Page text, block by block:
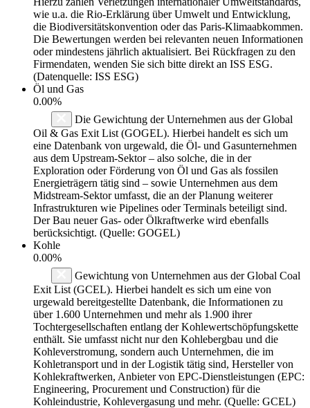
wie u.a. die Rio-Erklärung über Umwelt und Entwicklung,
die Biodiversitätskonvention oder das Paris-Klimaabkommen.
Die Bewertungen werden bei relevanten neuen Informationen
oder mindestens jährlich aktualisiert. Bei Rückfragen zu den
Firmendaten, wenden Sie sich bitte direkt an ISS ESG.
(Datenquelle: ISS ESG)
Öl und Gas
0.00%
Die Gewichtung der Unternehmen aus der Global
Oil & Gas Exit List (GOGEL). Hierbei handelt es sich um
eine Datenbank von urgewald, die Öl- und Gasunternehmen
aus dem Upstream-Sektor – also solche, die in der
Exploration oder Förderung von Öl und Gas als fossilen
Energieträgern tätig sind – sowie Unternehmen aus dem
Midstream-Sektor umfasst, die an der Planung weiterer
Infrastrukturen wie Pipelines oder Terminals beteiligt sind.
Der Bau neuer Gas- oder Ölkraftwerke wird ebenfalls
berücksichtigt. (Quelle: GOGEL)
Kohle
0.00%
Gewichtung von Unternehmen aus der Global Coal
Exit List (GCEL). Hierbei handelt es sich um eine von
urgewald bereitgestellte Datenbank, die Informationen zu
über 1.600 Unternehmen und mehr als 1.900 ihrer
Tochtergesellschaften entlang der Kohlewertschöpfungskette
enthält. Sie umfasst nicht nur den Kohlebergbau und die
Kohleverstromung, sondern auch Unternehmen, die im
Kohletransport und in der Logistik tätig sind, Hersteller von
Kohlekraftwerken, Anbieter von EPC-Dienstleistungen (EPC:
Engineering, Procurement und Construction) für die
Kohleindustrie, Kohlevergasung und mehr. (Quelle: GCEL)